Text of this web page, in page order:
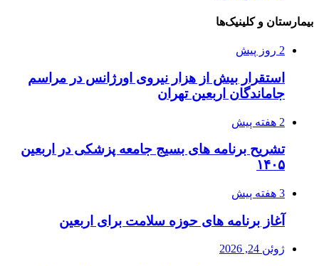
بیمارستان و کلینیک‌ها
2 روز پیش
استقرار بیش از هزار نیروی اورژانس در مراسم
جاماندگان اربعین تهران
2 هفته پیش
تشریح برنامه های بسیج جامعه پزشکی در اربعین
۱۴۰۵
3 هفته پیش
آغاز برنامه های حوزه سلامت برای اربعین
ژوئن 24, 2026